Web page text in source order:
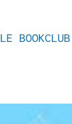
LE BOOKCLUB